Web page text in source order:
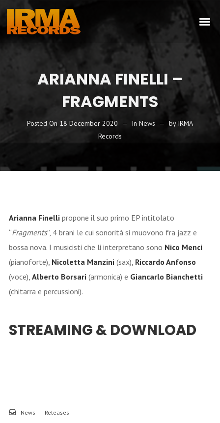
ARIANNA FINELLI –
FRAGMENTS
Posted On 18 December 2020 In News by IRMA
Records
Arianna Finellipropone il suo primo EP intitolato
“Fragments”, 4 brani le cui sonorità si muovono fra jazz e
bossa nova. I musicisti che li interpretano sono Nico Menci
(pianoforte), Nicoletta Manzini(sax), Riccardo Anfonso
(voce), Alberto Borsari(armonica) e Giancarlo Bianchetti
(chitarra e percussioni).
STREAMING & DOWNLOAD
News
Releases